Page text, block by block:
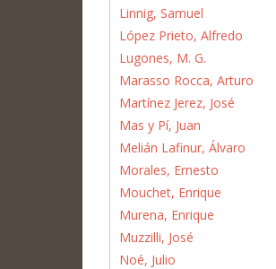
Linnig, Samuel
López Prieto, Alfredo
Lugones, M. G.
Marasso Rocca, Arturo
Martínez Jerez, José
Mas y Pí, Juan
Melián Lafinur, Álvaro
Morales, Ernesto
Mouchet, Enrique
Murena, Enrique
Muzzilli, José
Noé, Julio